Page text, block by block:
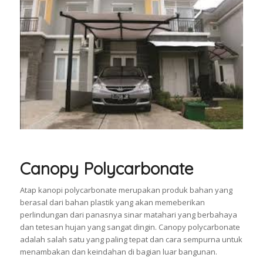
Canopy Polycarbonate
Atap kanopi polycarbonate merupakan produk bahan yang
berasal dari bahan plastik yang akan memeberikan
perlindungan dari panasnya sinar matahari yang berbahaya
dan tetesan hujan yang sangat dingin. Canopy polycarbonate
adalah salah satu yang paling tepat dan cara sempurna untuk
menambakan dan keindahan di bagian luar bangunan.